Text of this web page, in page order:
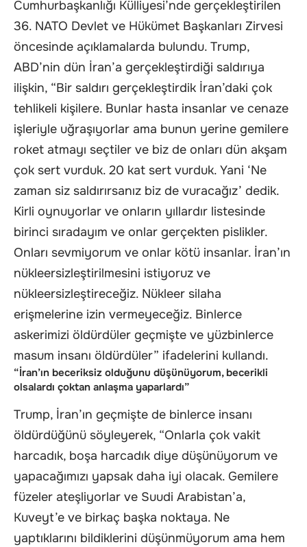
Cumhurbaşkanlığı Külliyesi’nde gerçekleştirilen
36. NATO Devlet ve Hükümet Başkanları Zirvesi
öncesinde açıklamalarda bulundu. Trump,
ABD’nin dün İran’a gerçekleştirdiği saldırıya
ilişkin, “Bir saldırı gerçekleştirdik İran’daki çok
tehlikeli kişilere. Bunlar hasta insanlar ve cenaze
işleriyle uğraşıyorlar ama bunun yerine gemilere
roket atmayı seçtiler ve biz de onları dün akşam
çok sert vurduk. 20 kat sert vurduk. Yani ‘Ne
zaman siz saldırırsanız biz de vuracağız’ dedik.
Kirli oynuyorlar ve onların yıllardır listesinde
birinci sıradayım ve onlar gerçekten pislikler.
Onları sevmiyorum ve onlar kötü insanlar. İran’ın
nükleersizleştirilmesini istiyoruz ve
nükleersizleştireceğiz. Nükleer silaha
erişmelerine izin vermeyeceğiz. Binlerce
askerimizi öldürdüler geçmişte ve yüzbinlerce
masum insanı öldürdüler” ifadelerini kullandı.
“İran’ın beceriksiz olduğunu düşünüyorum, becerikli
olsalardı çoktan anlaşma yaparlardı”
Trump, İran’ın geçmişte de binlerce insanı
öldürdüğünü söyleyerek, “Onlarla çok vakit
harcadık, boşa harcadık diye düşünüyorum ve
yapacağımızı yapsak daha iyi olacak. Gemilere
füzeler ateşliyorlar ve Suudi Arabistan’a,
Kuveyt’e ve birkaç başka noktaya. Ne
yaptıklarını bildiklerini düşünmüyorum ama hem